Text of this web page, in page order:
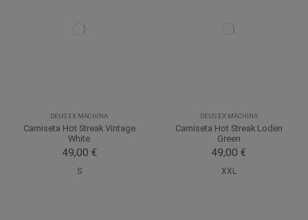
DEUS EX MACHINA
Camiseta Hot Streak Vintage
White
49,00 €
S
DEUS EX MACHINA
Camiseta Hot Streak Loden
Green
49,00 €
XXL